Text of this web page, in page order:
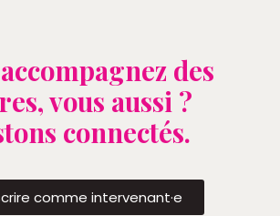
des
vous aussi ?
connectés.
comme intervenant·e